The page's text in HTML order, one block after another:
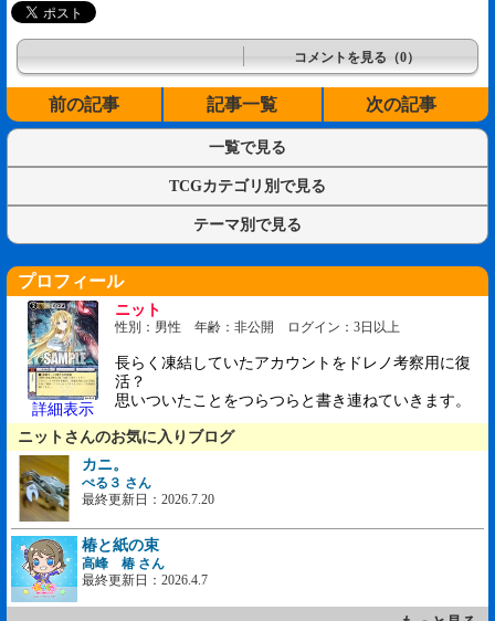
コメントを見る（0）
前の記事 記事一覧 次の記事
一覧で見る
TCGカテゴリ別で見る
テーマ別で見る
プロフィール
詳細表示
ニット
性別：男性 年齢：非公開 ログイン：3日以上
長らく凍結していたアカウントをドレノ考察用に復
活？
思いついたことをつらつらと書き連ねていきます。
ニットさんのお気に入りブログ
カニ。
ぺる３ さん
最終更新日：2026.7.20
椿と紙の束
高峰 椿 さん
最終更新日：2026.4.7